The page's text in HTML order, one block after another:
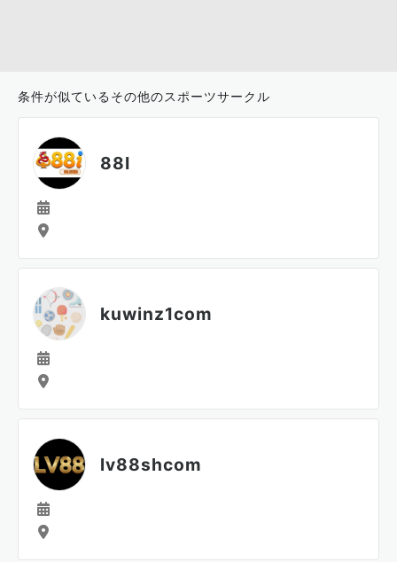
条件が似ているその他のスポーツサークル
88I
kuwinz1com
lv88shcom